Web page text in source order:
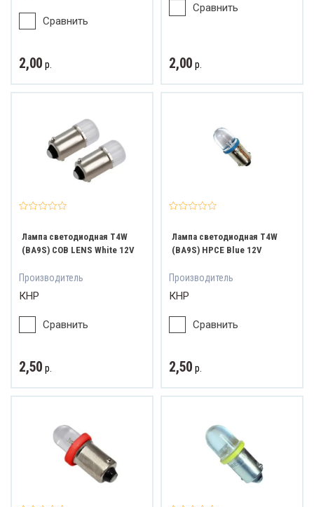
Сравнить
2,00 р.
Сравнить
2,00 р.
Лампа светодиодная T4W
(BA9S) COB LENS White 12V
Производитель
КНР
Сравнить
2,50 р.
Лампа светодиодная T4W
(BA9S) HPCE Blue 12V
Производитель
КНР
Сравнить
2,50 р.